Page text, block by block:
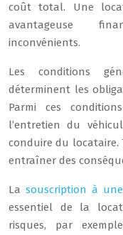
coût total. Une
avantageuse
inconvénients.
Les conditions
déterminent les
Parmi ces
l’entretien du
conduire du locataire.
entraîner des
La souscription à
essentiel de la
risques, par